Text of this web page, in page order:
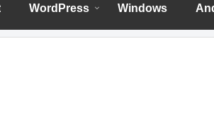
WordPress Windows